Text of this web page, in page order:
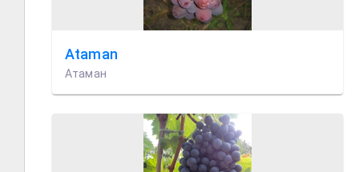
Ataman
Aтаман